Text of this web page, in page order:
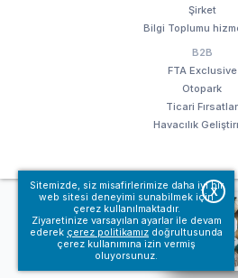
Sitemizde, siz misafirlerimize daha iyi bir
web sitesi deneyimi sunabilmek için
çerez kullanılmaktadır.
Ziyaretinize varsayılan ayarlar ile devam
ederek çerez politikamız doğrultusunda
çerez kullanımına izin vermiş
oluyorsunuz.
X
Şirket
Bilgi Toplumu
B2B
FTA Exclusive
Otopark
Ticari Fırsatlar
Havacılık
© Fraport TAV Antalya Havalimanı,
Kullanım koşullarımız
Bilgi